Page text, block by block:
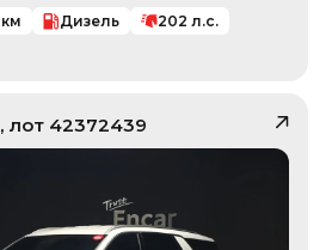
км Дизель 202 л.с.
, лот 42372439